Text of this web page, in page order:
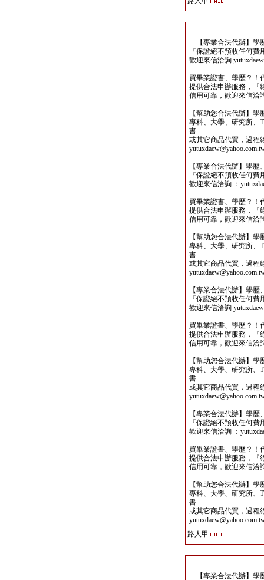
【專業合法代辦】學
『保證絕不預收任何
歡迎來信洽詢
買畢業證書、學歷？！
提供合法申辦服務，『
信用可靠，歡迎來信洽
【幫助您合法代辦】
專科、大學、研究所、
書
或其它商品代買，過程
【專業合法代辦】學
『保證絕不預收任何
歡迎來信洽詢 ：
買畢業證書、學歷？！
提供合法申辦服務，『
信用可靠，歡迎來信洽
【幫助您合法代辦】
專科、大學、研究所、
書
或其它商品代買，過程
【專業合法代辦】學
『保證絕不預收任何
歡迎來信洽詢
買畢業證書、學歷？！
提供合法申辦服務，『
信用可靠，歡迎來信洽
【幫助您合法代辦】
專科、大學、研究所、
書
或其它商品代買，過程
【專業合法代辦】學
『保證絕不預收任何
歡迎來信洽詢 ：
買畢業證書、學歷？！
提供合法申辦服務，『
信用可靠，歡迎來信洽
【幫助您合法代辦】
專科、大學、研究所、
書
或其它商品代買，過程
路人甲
【專業合法代辦】學